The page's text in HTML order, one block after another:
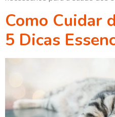
Como Cuidar
5 Dicas